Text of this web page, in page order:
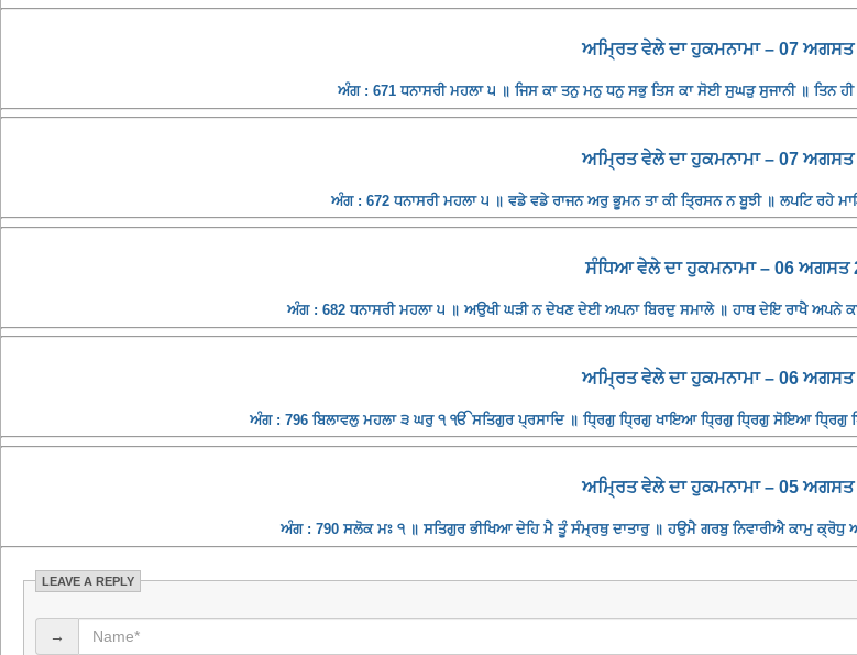
ਅਮ੍ਰਿਤ ਵੇਲੇ ਦਾ ਹੁਕਮਨਾਮਾ – 07 ਅਗਸਤ
ਅੰਗ : 671 ਧਨਾਸਰੀ ਮਹਲਾ ੫ ॥ ਜਿਸ ਕਾ ਤਨੁ ਮਨੁ ਧਨੁ ਸਭੁ ਤਿਸ ਕਾ ਸੋਈ ਸੁਘੜੁ ਸੁਜਾਨੀ ॥ ਤਿਨ
ਅਮ੍ਰਿਤ ਵੇਲੇ ਦਾ ਹੁਕਮਨਾਮਾ – 07 ਅਗਸਤ
ਅੰਗ : 672 ਧਨਾਸਰੀ ਮਹਲਾ ੫ ॥ ਵਡੇ ਵਡੇ ਰਾਜਨ ਅਰੁ ਭੂਮਨ ਤਾ ਕੀ ਤ੍ਰਿਸਨ ਨ ਬੂਝੀ ॥ ਲਪਟਿ ਰਹੇ
ਸੰਧਿਆ ਵੇਲੇ ਦਾ ਹੁਕਮਨਾਮਾ – 06 ਅਗਸਤ
ਅੰਗ : 682 ਧਨਾਸਰੀ ਮਹਲਾ ੫ ॥ ਅਉਖੀ ਘੜੀ ਨ ਦੇਖਣ ਦੇਈ ਅਪਨਾ ਬਿਰਦੁ ਸਮਾਲੇ ॥ ਹਾਥ ਦੇਇ ਰਾਖੈ ਅਪਨੇ ਕਉ
ਅਮ੍ਰਿਤ ਵੇਲੇ ਦਾ ਹੁਕਮਨਾਮਾ – 06 ਅਗਸਤ
ਅੰਗ : 796 ਬਿਲਾਵਲੁ ਮਹਲਾ ੩ ਘਰੁ ੧ ੴ ਸਤਿਗੁਰ ਪ੍ਰਸਾਦਿ ॥ ਧ੍ਰਿਗੁ ਧ੍ਰਿਗੁ ਖਾਇਆ ਧ੍ਰਿਗੁ ਧ੍ਰਿਗੁ ਸੋਇਆ ਧ੍ਰਿਗੁ
ਅਮ੍ਰਿਤ ਵੇਲੇ ਦਾ ਹੁਕਮਨਾਮਾ – 05 ਅਗਸਤ
ਅੰਗ : 790 ਸਲੋਕ ਮਃ ੧ ॥ ਸਤਿਗੁਰ ਭੀਖਿਆ ਦੇਹਿ ਮੈ ਤੂੰ ਸੰਮ੍ਰਥੁ ਦਾਤਾਰੁ ॥ ਹਉਮੈ ਗਰਬੁ ਨਿਵਾਰੀਐ ਕਾਮੁ ਕ੍ਰੋਧੁ
LEAVE A REPLY
→